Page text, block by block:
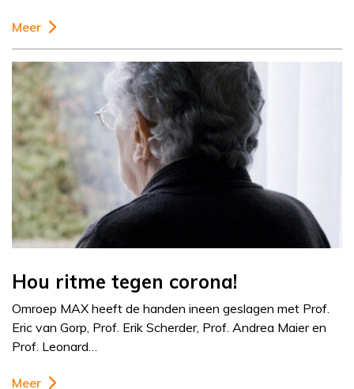
Meer
Hou ritme tegen corona!
Omroep MAX heeft de handen ineen geslagen met Prof.
Eric van Gorp, Prof. Erik Scherder, Prof. Andrea Maier en
Prof. Leonard…
Meer